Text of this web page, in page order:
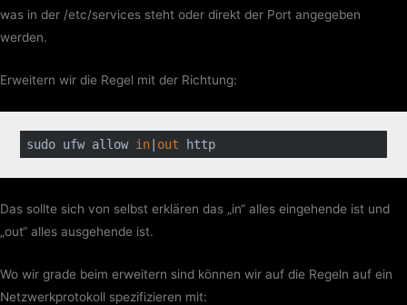
was in der /etc/services steht oder direkt der Port angegeben
werden.
Erweitern wir die Regel mit der Richtung:
sudo ufw allow in| out http
Das sollte sich von selbst erklären das „in“ alles eingehende ist und
„out“ alles ausgehende ist.
Wo wir grade beim erweitern sind können wir auf die Regeln auf ein
Netzwerkprotokoll spezifizieren mit: